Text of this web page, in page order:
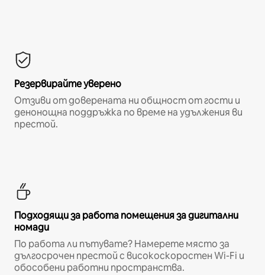
Резервирайте уверено
Отзиви от доверената ни общност от гости и
денонощна поддръжка по време на удължения ви
престой.
Подходящи за работа помещения за дигитални
номади
По работа ли пътувате? Намерете място за
дългосрочен престой с високоскоростен Wi-Fi и
обособени работни пространства.